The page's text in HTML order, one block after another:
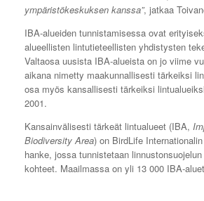
ympäristökeskuksen kanssa”, jatkaa
IBA-alueiden tunnistamisessa ovat
alueellisten lintutieteellisten yhdistysten
Valtaosa uusista IBA-alueista on jo viime
aikana nimetty maakunnallisesti tärkeiksi
osa myös kansallisesti tärkeiksi
2001.
Kansainvälisesti tärkeät lintualueet (IBA,
Biodiversity Area) on BirdLife
hanke, jossa tunnistetaan
kohteet. Maailmassa on yli 13 000 IBA-